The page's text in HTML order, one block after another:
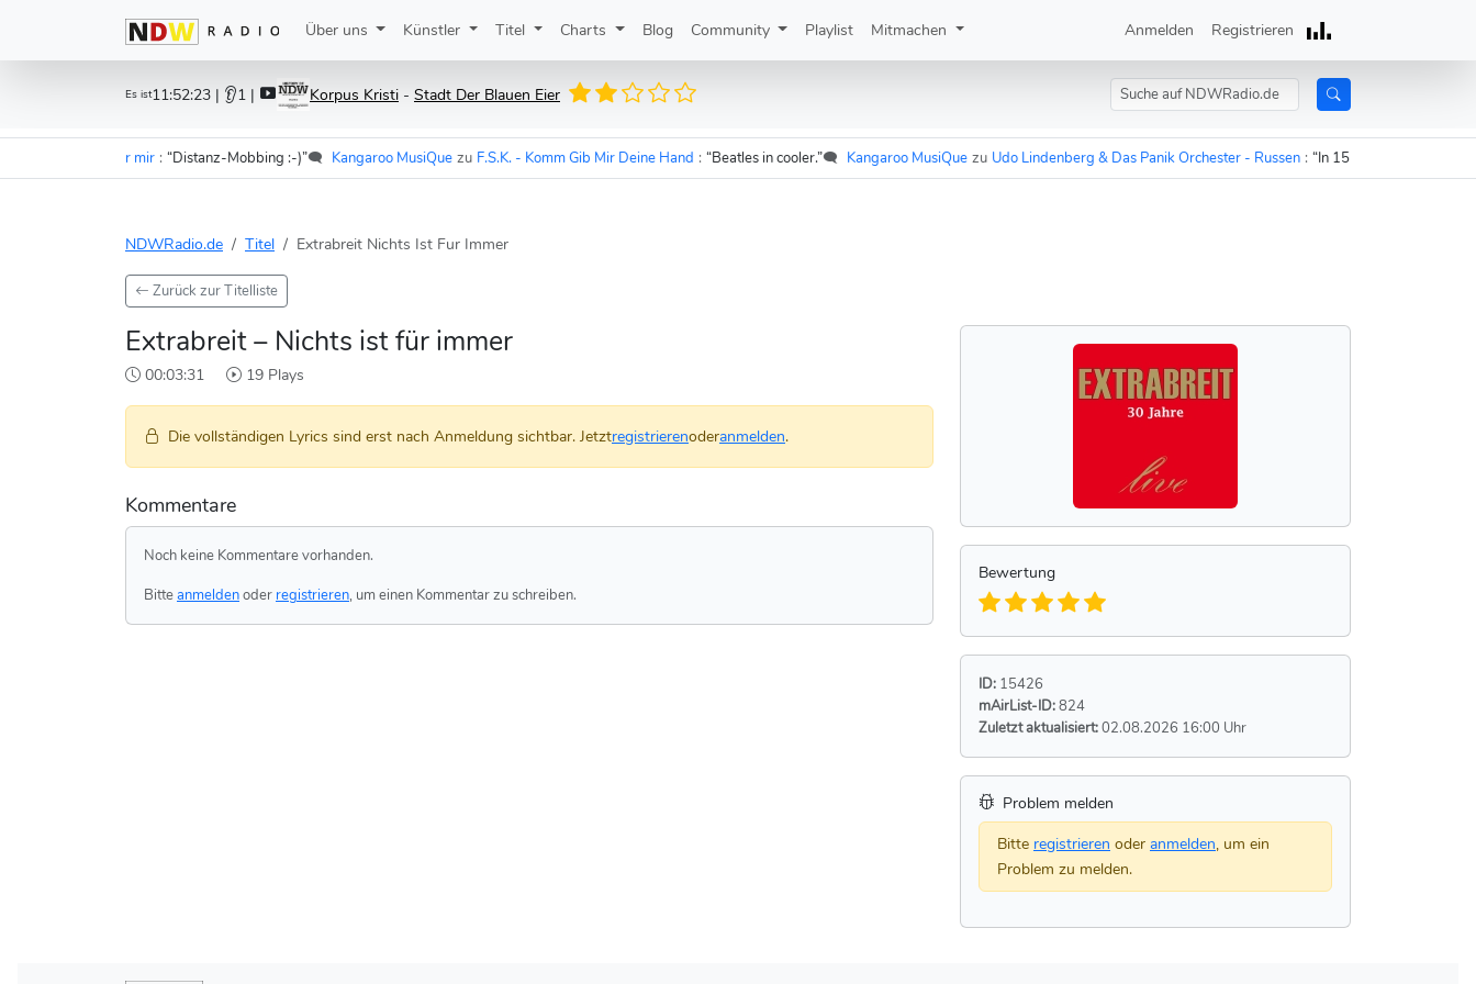
Über uns Künstler Titel Charts Blog Community Playlist Mitmachen Anmelden Registrieren
Es ist11:52:23 | 👂1 | Korpus Kristi - Stadt Der Blauen Eier
: “Distanz-Mobbing :-)”🗨️ Kangaroo MusiQue zu F.S.K. - Komm Gib Mir Deine Hand : “Beatles in cooler.”🗨️ Kangaroo MusiQue zu Udo Lindenberg & Das Panik Orchester - Russen : “In 15 Minuten sind die
NDWRadio.de Titel Extrabreit Nichts Ist Fur Immer
Zurück zur Titelliste
Extrabreit – Nichts ist für immer
00:03:31 19 Plays
Die vollständigen Lyrics sind erst nach Anmeldung sichtbar. Jetztregistrierenoderanmelden.
Kommentare
Noch keine Kommentare vorhanden.
Bitteanmeldenoder registrieren, um einen Kommentar zu schreiben.
Bewertung
ID: 15426
mAirList-ID:824
Zuletzt aktualisiert:02.08.2026 16:00 Uhr
Problem melden
Bitte registrieren oder anmelden, um ein
Problem zu melden.